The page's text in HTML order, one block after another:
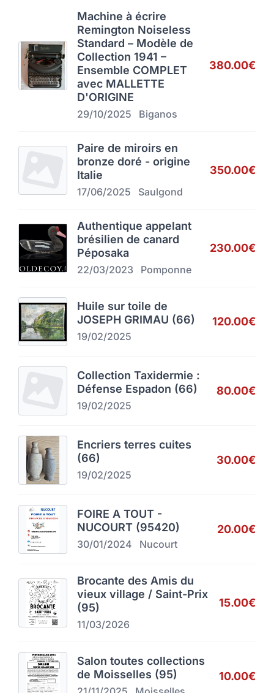
Machine à écrire
Remington Noiseless
Standard – Modèle de
Collection 1941 –
Ensemble COMPLET
avec MALLETTE
D'ORIGINE
29/10/2025 Biganos
380.00€
Paire de miroirs en
bronze doré - origine
Italie
17/06/2025 Saulgond
350.00€
Authentique appelant
brésilien de canard
Péposaka
22/03/2023 Pomponne
230.00€
Huile sur toile de
JOSEPH GRIMAU (66)
19/02/2025
120.00€
Collection Taxidermie :
Défense Espadon (66)
19/02/2025
80.00€
Encriers terres cuites
(66)
19/02/2025
30.00€
FOIRE A TOUT -
NUCOURT (95420)
30/01/2024 Nucourt
20.00€
Brocante des Amis du
vieux village / Saint-Prix
(95)
11/03/2026
15.00€
Salon toutes collections
de Moisselles (95)
10.00€